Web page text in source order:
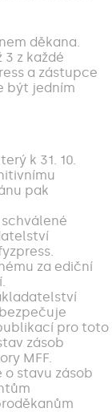
děkana.
z každé
a zástupce
být jedním
k 31. 10.
pak
za ediční
pro toto
zásob
MFF.
o stavu zásob